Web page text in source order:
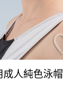
成人純色泳帽